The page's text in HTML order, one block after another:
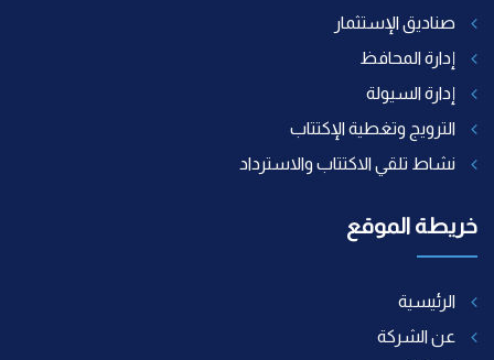
صناديق الإستثمار
إدارة المحافظ
إدارة السيولة
الترويج وتغطية الإكتتاب
نشاط تلقي الاكتتاب والاسترداد
خريطة الموقع
الرئيسية
عن الشركة